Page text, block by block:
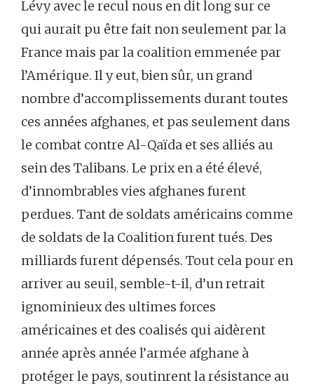
Lévy avec le recul nous en dit long sur ce
qui aurait pu être fait non seulement par la
France mais par la coalition emmenée par
l’Amérique. Il y eut, bien sûr, un grand
nombre d’accomplissements durant toutes
ces années afghanes, et pas seulement dans
le combat contre Al-Qaïda et ses alliés au
sein des Talibans. Le prix en a été élevé,
d’innombrables vies afghanes furent
perdues. Tant de soldats américains comme
de soldats de la Coalition furent tués. Des
milliards furent dépensés. Tout cela pour en
arriver au seuil, semble-t-il, d’un retrait
ignominieux des ultimes forces
américaines et des coalisés qui aidèrent
année après année l’armée afghane à
protéger le pays, soutinrent la résistance au